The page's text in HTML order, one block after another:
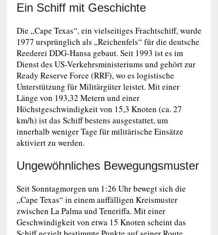
Ein Schiff mit Geschichte
Die „Cape Texas“, ein vielseitiges Frachtschiff, wurde
1977 ursprünglich als „Reichenfels“ für die deutsche
Reederei DDG-Hansa gebaut. Seit 1993 ist es im
Dienst des US-Verkehrsministeriums und gehört zur
Ready Reserve Force (RRF), wo es logistische
Unterstützung für Militärgüter leistet. Mit einer
Länge von 193,32 Metern und einer
Höchstgeschwindigkeit von 15,3 Knoten (ca. 27
km/h) ist das Schiff bestens ausgestattet, um
innerhalb weniger Tage für militärische Einsätze
aktiviert zu werden.
Ungewöhnliches Bewegungsmuster
Seit Sonntagmorgen um 1:26 Uhr bewegt sich die
„Cape Texas“ in einem auffälligen Kreismuster
zwischen La Palma und Teneriffa. Mit einer
Geschwindigkeit von etwa 15 Knoten scheint das